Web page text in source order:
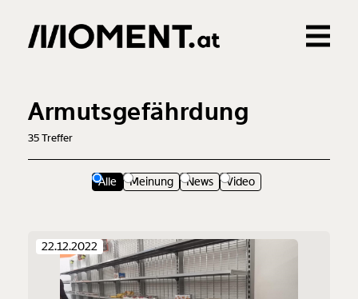
0Treffer
Armutsgefährdung
35Treffer
Alle Meinung News Video
22.12.2022